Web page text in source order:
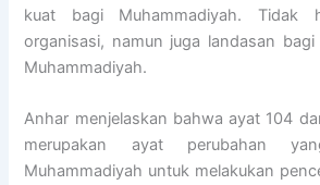
kuat bagi Muhammadiyah. Tidak
organisasi, namun juga landasan
Muhammadiyah.
Anhar menjelaskan bahwa ayat 104
merupakan ayat perubahan
Muhammadiyah untuk melakukan